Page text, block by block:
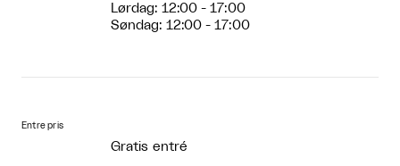
Lørdag: 12:00 - 17:00
Søndag: 12:00 - 17:00
Entre pris
Gratis entré